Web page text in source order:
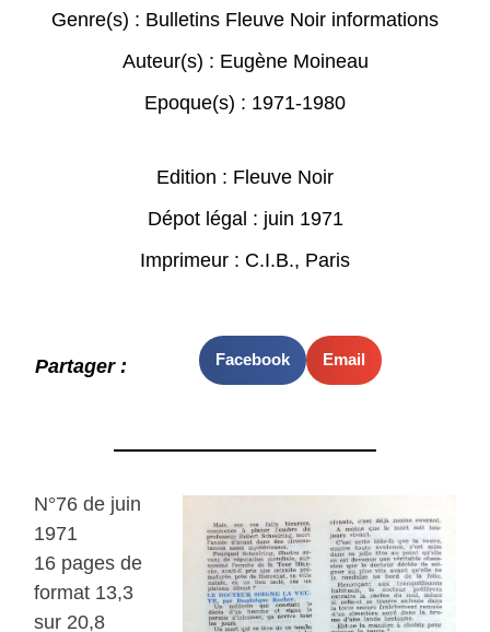
Genre(s) : Bulletins Fleuve Noir informations
Auteur(s) : Eugène Moineau
Epoque(s) : 1971-1980
Edition : Fleuve Noir
Dépot légal : juin 1971
Imprimeur : C.I.B., Paris
Partager : Facebook Email
N°76 de juin
1971
16 pages de
format 13,3
sur 20,8